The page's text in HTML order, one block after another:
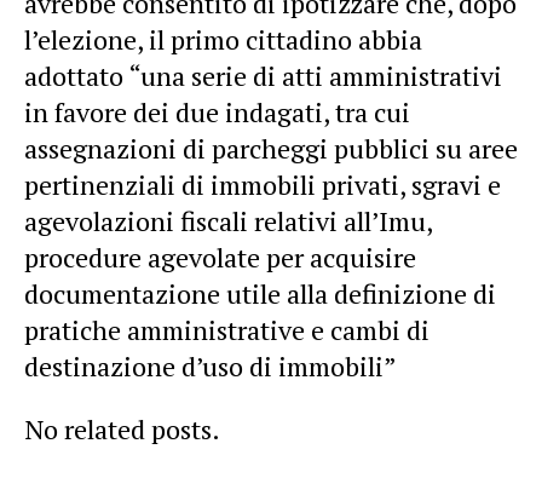
l’elezione, il primo cittadino abbia
adottato “una serie di atti amministrativi
in favore dei due indagati, tra cui
assegnazioni di parcheggi pubblici su aree
pertinenziali di immobili privati, sgravi e
agevolazioni fiscali relativi all’Imu,
procedure agevolate per acquisire
documentazione utile alla definizione di
pratiche amministrative e cambi di
destinazione d’uso di immobili”
No related posts.